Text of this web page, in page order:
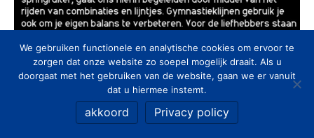
We gebruiken functionele en analytische cookies om ervoor te
zorgen dat onze website zo soepel mogelijk draait. Als u
doorgaat met het gebruiken van de website, gaan we er vanuit
dat u hiermee instemt.
akkoord Privacy policy